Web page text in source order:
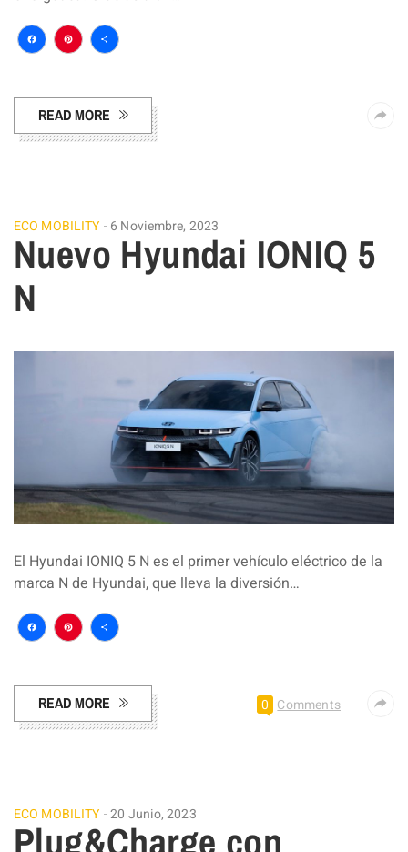
Facebook
Pinterest
Compartir
READ MORE
ECO MOBILITY 6 Noviembre, 2023
Nuevo Hyundai IONIQ 5
N
El Hyundai IONIQ 5 N es el primer vehículo eléctrico de la
marca N de Hyundai, que lleva la diversión…
Facebook
Pinterest
Compartir
READ MORE 0 Comments
ECO MOBILITY 20 Junio, 2023
Plug&Charge con